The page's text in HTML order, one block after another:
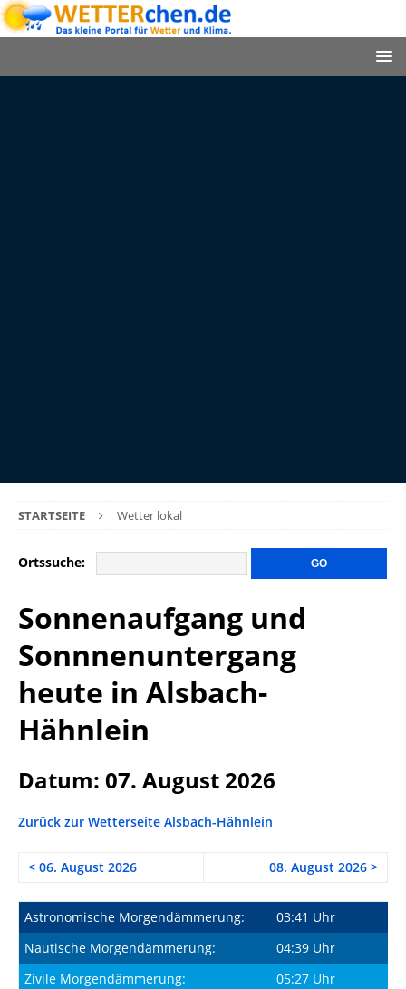
STARTSEITE Wetter lokal
Ortssuche:
Sonnenaufgang und
Sonnnenuntergang
heute in Alsbach-
Hähnlein
Datum: 07. August 2026
Zurück zur Wetterseite Alsbach-Hähnlein
< 06. August 2026 08. August 2026 >
Astronomische Morgendämmerung:
03:41 Uhr
Nautische Morgendämmerung:
04:39 Uhr
Zivile Morgendämmerung:
05:27 Uhr